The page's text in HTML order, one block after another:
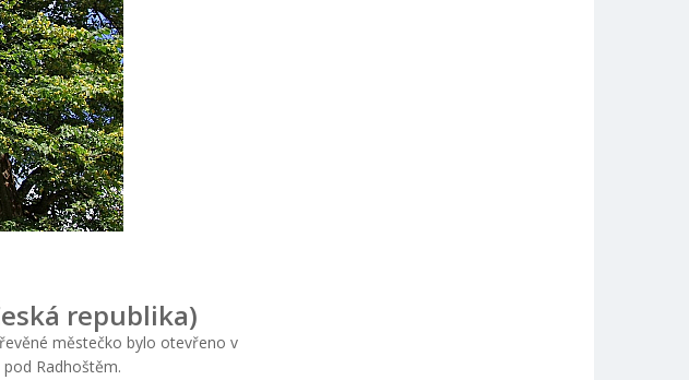
republika)
městečko bylo otevřeno v
Radhoštěm.